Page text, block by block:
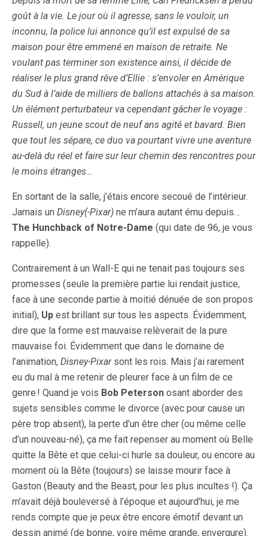
goût à la vie. Le jour où il agresse, sans le vouloir, un
inconnu, la police lui annonce qu’il est expulsé de sa
maison pour être emmené en maison de retraite. Ne
voulant pas terminer son existence ainsi, il décide de
réaliser le plus grand rêve d’Ellie : s’envoler en Amérique
du Sud à l’aide de milliers de ballons attachés à sa maison.
Un élément perturbateur va cependant gâcher le voyage :
Russell, un jeune scout de neuf ans agité et bavard. Bien
que tout les sépare, ce duo va pourtant vivre une aventure
au-delà du réel et faire sur leur chemin des rencontres pour
le moins étranges…
En sortant de la salle, j’étais encore secoué de l’intérieur.
Jamais un Disney(-Pixar) ne m’aura autant ému depuis…
The Hunchback of Notre-Dame (qui date de 96, je vous
rappelle).
Contrairement à un Wall-E qui ne tenait pas toujours ses
promesses (seule la première partie lui rendait justice,
face à une seconde partie à moitié dénuée de son propos
initial), Up est brillant sur tous les aspects. Évidemment,
dire que la forme est mauvaise relèverait de la pure
mauvaise foi. Évidemment que dans le domaine de
l’animation, Disney-Pixarsont les rois. Mais j’ai rarement
eu du mal à me retenir de pleurer face à un film de ce
genre ! Quand je vois Bob Peterson osant aborder des
sujets sensibles comme le divorce (avec pour cause un
père trop absent), la perte d’un être cher (ou même celle
d’un nouveau-né), ça me fait repenser au moment où Belle
quitte la Bête et que celui-ci hurle sa douleur, ou encore au
moment où la Bête (toujours) se laisse mourir face à
Gaston (Beauty and the Beast, pour les plus incultes !). Ça
m’avait déjà bouleversé à l’époque et aujourd’hui, je me
rends compte que je peux être encore émotif devant un
dessin animé (de bonne, voire même grande, envergure).